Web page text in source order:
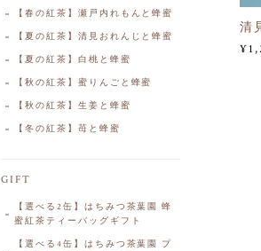
清
【春の紅茶】瀬戸内れもんと蜂蜜
【夏の紅茶】清見おれんじと蜂蜜
【夏の紅茶】白桃と蜂蜜
【秋の紅茶】蜜りんごと蜂蜜
【秋の紅茶】生姜と蜂蜜
【冬の紅茶】苺と蜂蜜
GIFT
【選べる2缶】はちみつ茶葉園 蜂
蜜紅茶ティーバッグギフト
【選べる4缶】はちみつ茶葉園 プ